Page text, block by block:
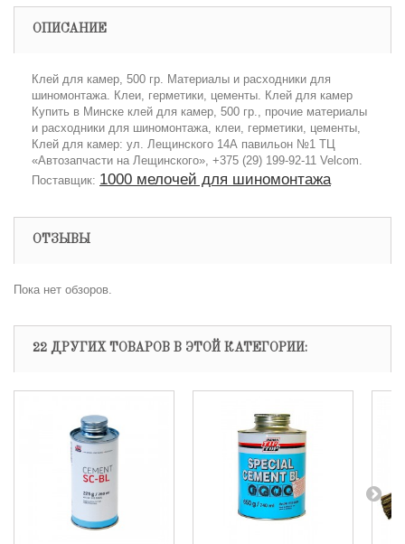
ОПИСАНИЕ
Клей для камер, 500 гр. Материалы и расходники для
шиномонтажа. Клеи, герметики, цементы. Клей для камер
Купить в Минске клей для камер, 500 гр., прочие материалы
и расходники для шиномонтажа, клеи, герметики, цементы,
Клей для камер: ул. Лещинского 14А павильон №1 ТЦ
«Автозапчасти на Лещинского», +375 (29) 199-92-11 Velcom.
Поставщик: 1000 мелочей для шиномонтажа
ОТЗЫВЫ
Пока нет обзоров.
22 ДРУГИХ ТОВАРОВ В ЭТОЙ КАТЕГОРИИ: